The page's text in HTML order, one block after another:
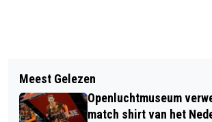
BEVRIJDINGSBAL VOOR
ONDERNEMERS OP 13
VOORSTELLINGEN VAN HET
DE LA LIBERTÉ IN PARK
Meest Gelezen
Openluchtmuseum
match shirt van het